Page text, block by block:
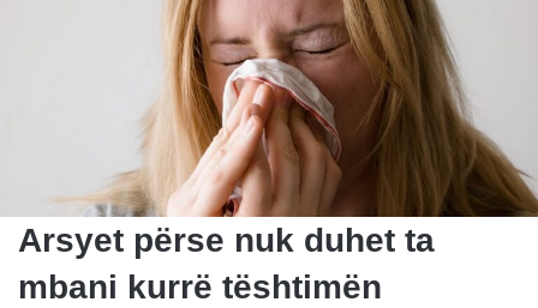
Arsyet përse nuk duhet ta
mbani kurrë tështimën